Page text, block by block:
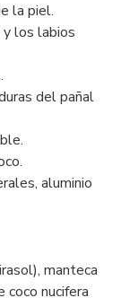
la piel.
los labios
del pañal
aluminio
manteca
coco nucifera